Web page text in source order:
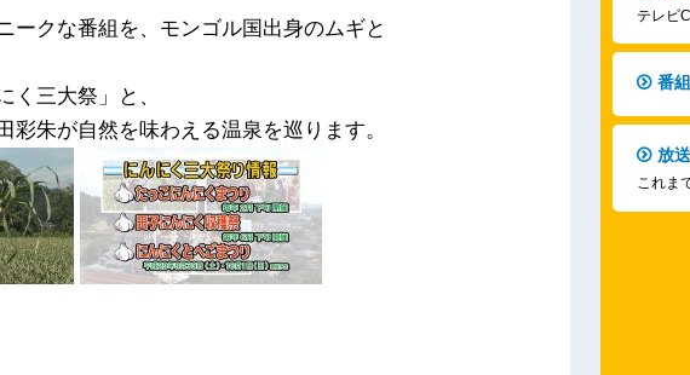
ークな番組を、モンゴル国出身のムギと
く三大祭」と、
朱が自然を味わえる温泉を巡ります。
テレビ
番
放
これま